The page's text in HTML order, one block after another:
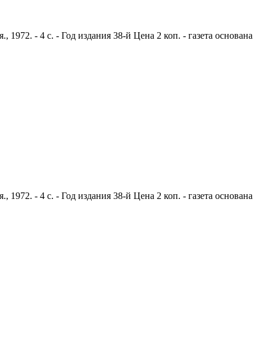
- 4 с. - Год издания 38-й Цена 2 коп. - газета основана
- 4 с. - Год издания 38-й Цена 2 коп. - газета основана